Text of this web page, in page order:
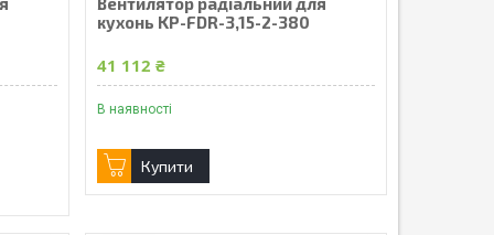
кухонь KP-FDR-3,15-2-380
41 112 ₴
В наявності
Купити